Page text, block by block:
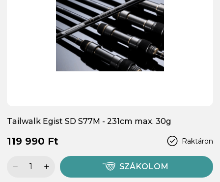
Tailwalk Egist SD S77M - 231cm max. 30g
Raktáron
119 990 Ft
SZÁKOLOM